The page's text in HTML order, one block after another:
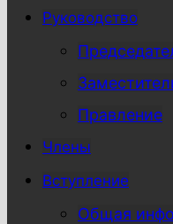
Руководство
Правление
Члены
Вступление
Общая